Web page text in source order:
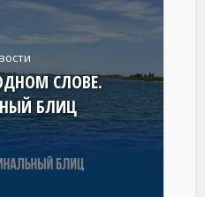
СЛОВЕ.
БЛИЦ